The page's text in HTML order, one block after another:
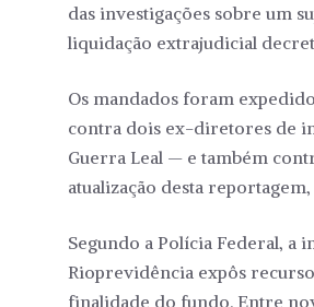
das investigações sobre um
liquidação extrajudicial
Os mandados foram
contra dois ex-diretores de
Guerra Leal — e também
atualização desta
Segundo a Polícia Federal, a
Rioprevidência expôs
finalidade do fundo. Entre